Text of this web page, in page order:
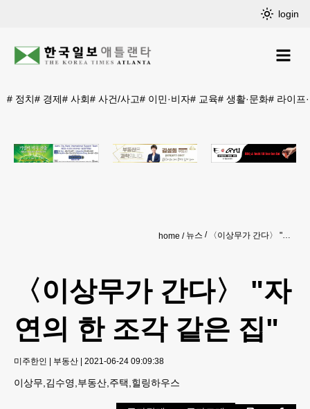
login
# 정치# 경제# 사회# 사건/사고# 이민·비자# 교육# 생활·문화# 라이프
home 뉴스 〈이상무가 간다〉 "자연의 한 조각 같은 집"
〈이상무가 간다〉 "자
연의 한 조각 같은 집"
미주한인 | 부동산 | 2021-06-24 09:09:38
이상무,김수영,부동산,주택,힐링하우스